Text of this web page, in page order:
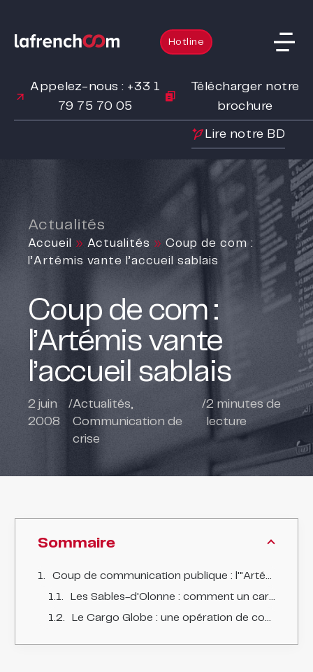
Hotline
Appelez-nous : +33 1
79 75 70 05
Télécharger notre
brochure
Lire notre BD
Actualités
Accueil » Actualités » Coup de com :
l’Artémis vante l’accueil sablais
Coup de com :
l’Artémis vante
l’accueil sablais
2 juin
2008
/Actualités,
Communication de
crise
/2 minutes de
lecture
Sommaire
Coup de communication publique : l'"Artémis" vante l'accueil sablais
Les Sables-d'Olonne : comment un cargo échoué est devenu un atout touristique
Le Cargo Globe : une opération de com ludique et efficace pour les Sables-d'Olonne